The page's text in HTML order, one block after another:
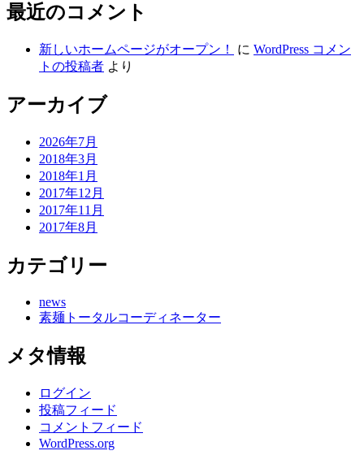
最近のコメント
新しいホームページがオープン！ に WordPress コメン
トの投稿者 より
アーカイブ
2026年7月
2018年3月
2018年1月
2017年12月
2017年11月
2017年8月
カテゴリー
news
素麺トータルコーディネーター
メタ情報
ログイン
投稿フィード
コメントフィード
WordPress.org